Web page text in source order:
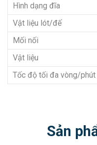
Hình dạng đĩa
Vật liệu lót/đế
Mối nối
Vật liệu
Tốc độ tối đa vòng/phút
Sản